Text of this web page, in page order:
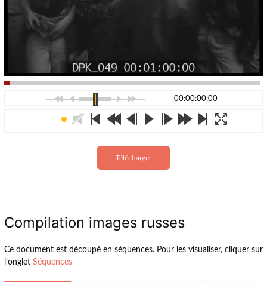
00:00:00:00
Télécharger
Compilation images russes
Ce document est découpé en séquences. Pour les visualiser, cliquer sur
l’onglet Séquences